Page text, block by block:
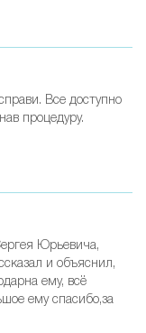
Все доступно
процедуру.
Юрьевича,
и объяснил,
ему, всё
ему спасибо,за